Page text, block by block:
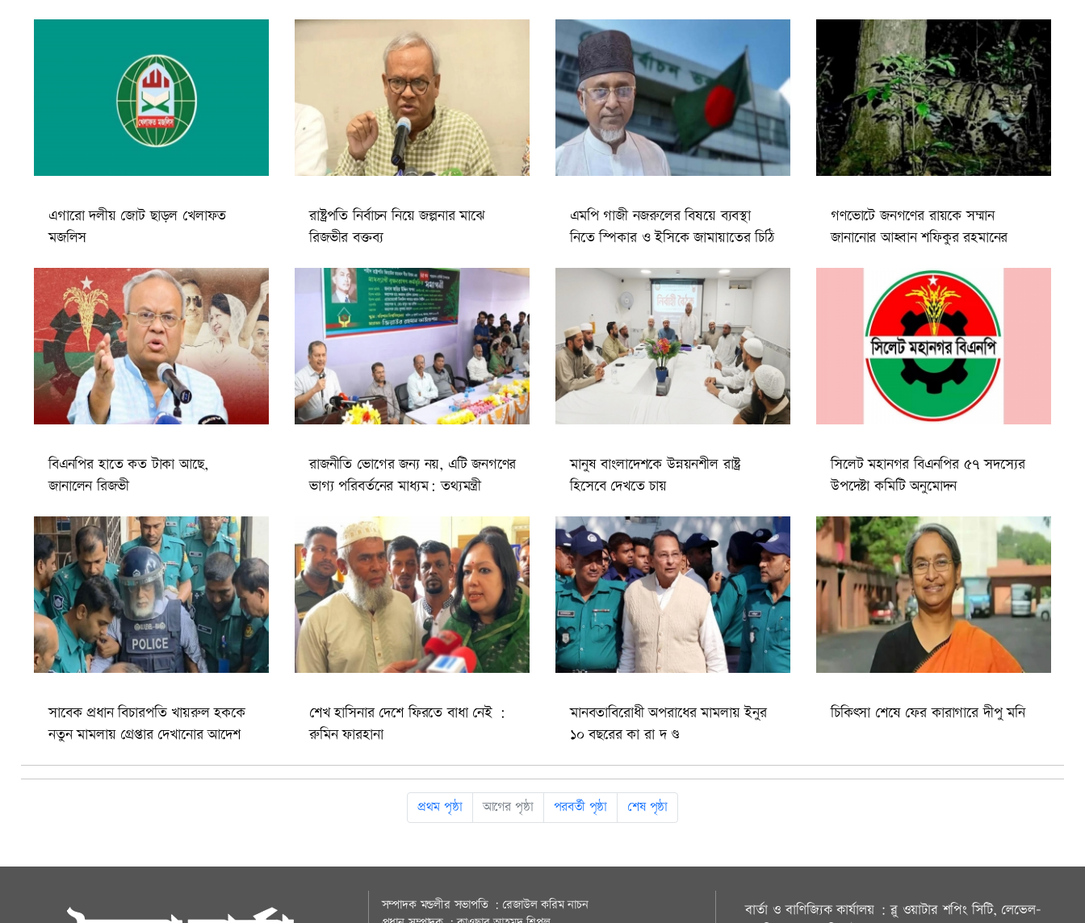
এগারো দলীয় জোট ছাড়ল খেলাফত
মজলিস
রাষ্ট্রপতি নির্বাচন নিয়ে জল্পনার মাঝে
রিজভীর বক্তব্য
এমপি গাজী নজরুলের বিষয়ে ব্যবস্থা
নিতে স্পিকার ও ইসিকে জামায়াতের চিঠি
গণভোটে জনগণের রায়কে সম্মান
জানানোর আহ্বান শফিকুর রহমানের
বিএনপির হাতে কত টাকা আছে,
জানালেন রিজভী
রাজনীতি ভোগের জন্য নয়, এটি জনগণের
ভাগ্য পরিবর্তনের মাধ্যম: তথ্যমন্ত্রী
মানুষ বাংলাদেশকে উন্নয়নশীল রাষ্ট্র
হিসেবে দেখতে চায়
সিলেট মহানগর বিএনপির ৫৭ সদস্যের
উপদেষ্টা কমিটি অনুমোদন
সাবেক প্রধান বিচারপতি খায়রুল হককে
নতুন মামলায় গ্রেপ্তার দেখানোর আদেশ
শেখ হাসিনার দেশে ফিরতে বাধা নেই :
রুমিন ফারহানা
মানবতাবিরোধী অপরাধের মামলায় ইনুর
১০ বছরের কা রা দ ণ্ড
চিকিৎসা শেষে ফের কারাগারে দীপু মনি
প্রথম পৃষ্ঠা আগের পৃষ্ঠা পরবর্তী পৃষ্ঠা শেষ পৃষ্ঠা
সম্পাদক মন্ডলীর সভাপতি : রেজাউল করিম নাচন
বার্তা ও বাণিজ্যিক কার্যালয় : ব্লু ওয়াটার শপিং সিটি, লেভেল-